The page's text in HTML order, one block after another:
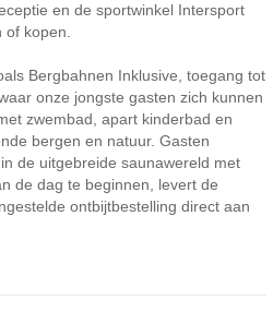
en de sportwinkel Intersport
kopen.
Bergbahnen Inklusive, toegang tot
onze jongste gasten zich kunnen
zwembad, apart kinderbad en
bergen en natuur. Gasten
de uitgebreide saunawereld met
de dag te beginnen, levert de
ontbijtbestelling direct aan